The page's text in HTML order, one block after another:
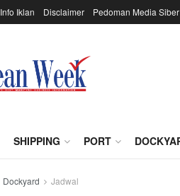
Info Iklan Disclaimer Pedoman Media Siber
SHIPPING PORT
Dockyard Jadwal